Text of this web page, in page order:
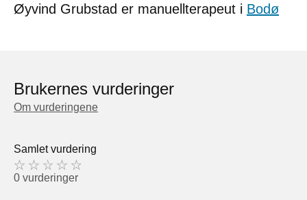
Øyvind Grubstad er manuellterapeut i Bodø
Brukernes vurderinger
Om vurderingene
Samlet vurdering
0 vurderinger